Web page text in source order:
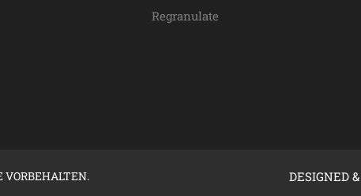
Regranulate
VORBEHALTEN. DESIGNED